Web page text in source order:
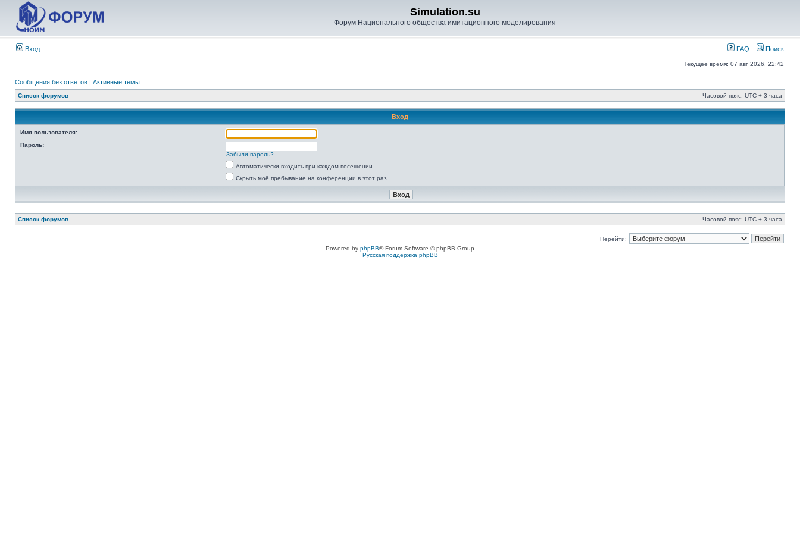
Simulation.su
Форум Национального общества имитационного моделирования
Вход FAQ Поиск
Текущее время: 07 авг 2026, 22:42
Сообщения без ответов | Активные темы
Список форумов Часовой пояс: UTC + 3 часа
Вход
Имя пользователя:
Пароль:
Забыли пароль?
Автоматически входить при каждом посещении
Скрыть моё пребывание на конференции в этот раз
Список форумов Часовой пояс: UTC + 3 часа
Перейти:
Powered by phpBB® Forum Software © phpBB Group
Русская поддержка phpBB